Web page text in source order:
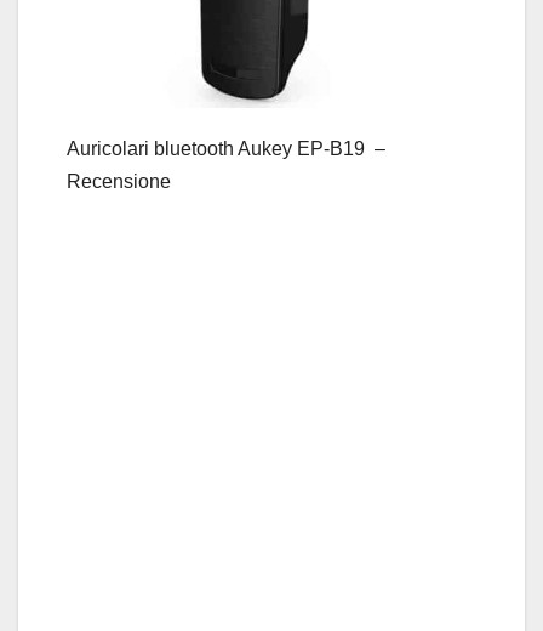
Auricolari bluetooth Aukey EP-B19 –
Recensione